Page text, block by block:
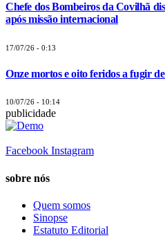
Chefe dos Bombeiros da Covilhã
após missão internacional
17/07/26 - 0:13
Onze mortos e oito feridos a fugir
10/07/26 - 10:14
publicidade
Facebook Instagram
sobre nós
Quem somos
Sinopse
Estatuto Editorial